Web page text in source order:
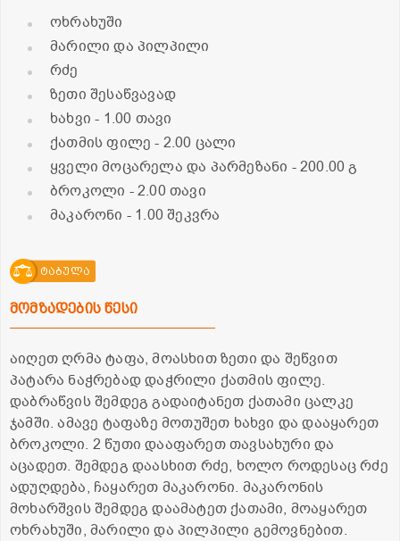
ოხრახუში
მარილი და პილპილი
რძე
ზეთი შესაწვავად
ხახვი- 1.00 თავი
ქათმის ფილე- 2.00 ცალი
ყველი მოცარელა და პარმეზანი - 200.00 გ
ბროკოლი - 2.00 თავი
მაკარონი - 1.00 შეკვრა
ტაბულა
მომზადების წესი
აიღეთ ღრმა ტაფა, მოასხით ზეთი და შეწვით
პატარა ნაჭრებად დაჭრილი ქათმის ფილე.
დაბრაწვის შემდეგ გადაიტანეთ ქათამი ცალკე
ჯამში. ამავე ტაფაზე მოთუშეთ ხახვი და დააყარეთ
ბროკოლი. 2 წუთი დააფარეთ თავსახური და
აცადეთ. შემდეგ დაასხით რძე, ხოლო როდესაც რძე
ადუღდება, ჩაყარეთ მაკარონი. მაკარონის
მოხარშვის შემდეგ დაამატეთ ქათამი, მოაყარეთ
ოხრახუში, მარილი და პილპილი გემოვნებით.